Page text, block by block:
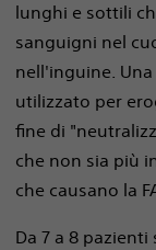
lunghi e sottili
sanguigni nel
nell'inguine.
utilizzato per
fine di
che non sia più
che causano la
Da 7 a 8 pazienti